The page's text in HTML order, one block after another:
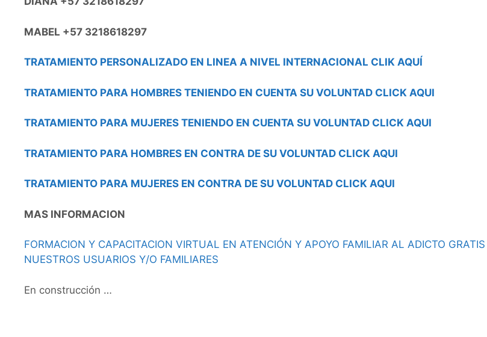
MABEL +57 3218618297
TRATAMIENTO PERSONALIZADO EN LINEA A NIVEL INTERNACIONAL CLIK AQUÍ
TRATAMIENTO PARA HOMBRES TENIENDO EN CUENTA SU VOLUNTAD CLICK AQUI
TRATAMIENTO PARA MUJERES TENIENDO EN CUENTA SU VOLUNTAD CLICK AQUI
TRATAMIENTO PARA HOMBRES EN CONTRA DE SU VOLUNTAD CLICK AQUI
TRATAMIENTO PARA MUJERES EN CONTRA DE SU VOLUNTAD CLICK AQUI
MAS INFORMACION
FORMACION Y CAPACITACION VIRTUAL EN ATENCIÓN Y APOYO FAMILIAR AL ADICTO
NUESTROS USUARIOS Y/O FAMILIARES
En construcción …